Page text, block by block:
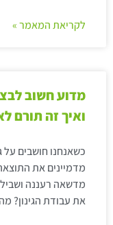
לקריאת המאמר »
מדוע חשוב
ואיך זה תורם
כשאנחנו חושבים על
מדמיינים את
מדשאה רעננה
את עבודת הגינון?